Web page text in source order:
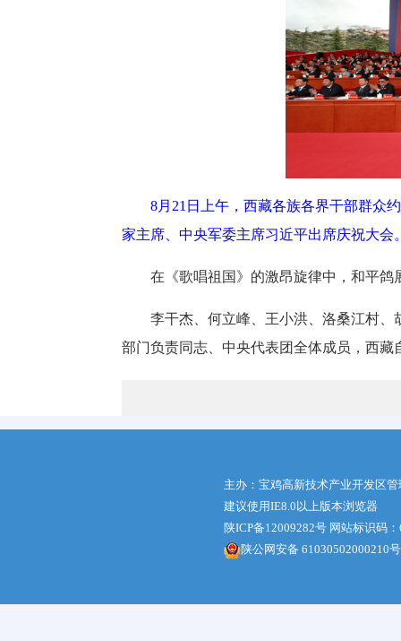
8月21日上午，西藏各族各界干部群众
家主席、中央军委主席习近平出席庆祝大
在《歌唱祖国》的激昂旋律中，和平
李干杰、何立峰、王小洪、洛桑江村、
部门负责同志、中央代表团全体成员，西
主办：宝鸡高新技术产业开发区
建议使用IE8.0以上版本浏览器
陕ICP备12009282号 网站标识码
陕公网安备 61030502000210号